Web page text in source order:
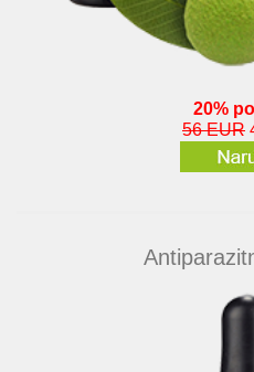
20%
56 EUR